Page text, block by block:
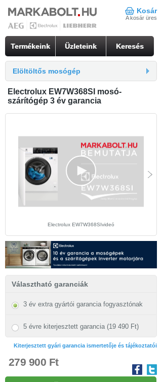
Kosár
A kosár üres
Termékeink Üzleteink Keresés
Elöltöltős mosógép
Electrolux EW7W368SI mosó-
szárítógép 3 év garancia
Electrolux EW7W368SIvideó
Választható garanciák
3 év extra gyártói garancia fogyasztónak
5 évre kiterjesztett garancia (19 490 Ft)
Kiterjesztett gyári garancia ismertetője és tájékoztatói
279 900 Ft